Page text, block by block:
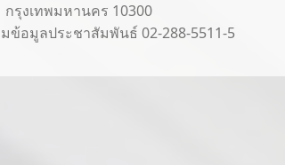
กรุงเทพมหานคร 10300
ข้อมูลประชาสัมพันธ์ 02-288-5511-5